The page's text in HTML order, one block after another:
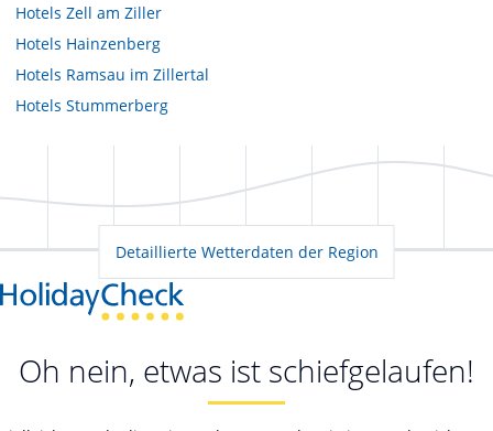
Hotels Zell am Ziller
Hotels Hainzenberg
Hotels Ramsau im Zillertal
Hotels Stummerberg
Detaillierte Wetterdaten der Region
Oh nein, etwas ist schiefgelaufen!